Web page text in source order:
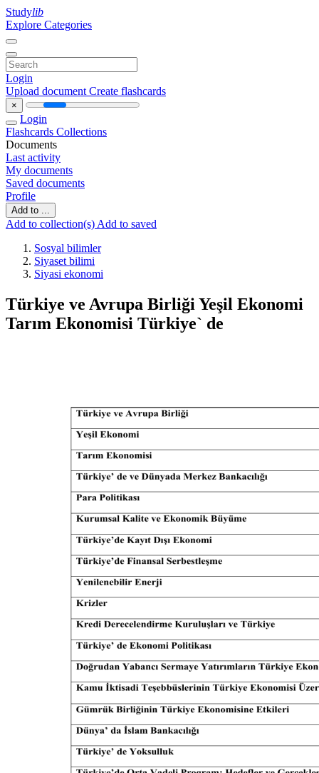
Studylib
Explore Categories
Login
Upload document Create flashcards
×
Login
Flashcards Collections
Documents
Last activity
My documents
Saved documents
Profile
Add to ...
Add to collection(s) Add to saved
Sosyal bilimler
Siyaset bilimi
Siyasi ekonomi
Türkiye ve Avrupa Birliği Yeşil Ekonomi
Tarım Ekonomisi Türkiye` de